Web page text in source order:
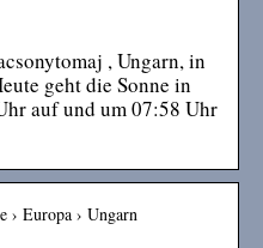
, Ungarn, in
geht die Sonne in
auf und um 07:58 Uhr
› Europa › Ungarn